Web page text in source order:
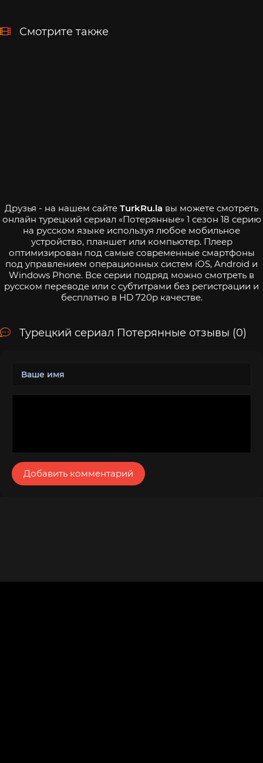
Смотрите также
Друзья - на нашем сайте TurkRu.la вы можете смотреть
онлайн турецкий сериал «Потерянные» 1 сезон 18 серию
на русском языке используя любое мобильное
устройство, планшет или компьютер. Плеер
оптимизирован под самые современные смартфоны
под управлением операционных систем iOS, Android и
Windows Phone. Все серии подряд можно смотреть в
русском переводе или с субтитрами без регистрации и
бесплатно в HD 720p качестве.
Турецкий сериал Потерянные отзывы (0)
Добавить комментарий